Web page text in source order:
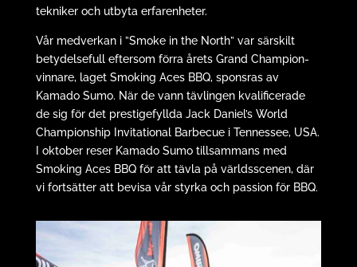
tekniker och utbyta erfarenheter.
Vår medverkan i ”Smoke in the North” var särskilt
betydelsefull eftersom förra årets Grand Champion-
vinnare, laget Smoking Aces BBQ, sponsras av
Kamado Sumo. När de vann tävlingen kvalificerade
de sig för det prestigefyllda Jack Daniel’s World
Championship Invitational Barbecue i Tennessee, USA.
I oktober reser Kamado Sumo tillsammans med
Smoking Aces BBQ för att tävla på världsscenen, där
vi fortsätter att bevisa vår styrka och passion för BBQ.